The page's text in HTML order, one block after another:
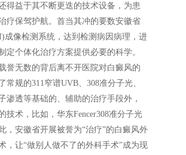
得益于其不断更迭的技术设备，为患
疗保驾护航。首当其冲的要数安徽省
成像检测系统，达到检测病因病理，进
定个体化治疗方案提供必要的科学。
无数的背后离不开医院对白癜风的
常规的311窄谱UVB、308准分子光、
渗透等基础的、辅助的治疗手段外，
技术，比如，华东Fencer308准分子光
，安徽省开展被誉为“治疗”的白癜风外
让“做别人做不了的外科手术”成为现